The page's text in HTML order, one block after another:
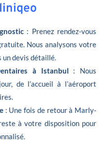
: Prenez rendez-vous
Nous analysons votre
un devis détaillé.
à Istanbul : Nous
de l’accueil à l’aéroport
: Une fois de retour à Marly-
à votre disposition pour